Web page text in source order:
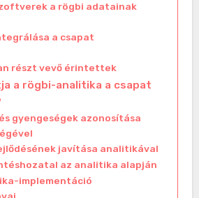
a rögbi adatainak
a csapat
részt vevő érintettek
a rögbi-analitika a csapat
gyengeségek azonosítása
javítása analitikával
az analitika alapján
implementáció